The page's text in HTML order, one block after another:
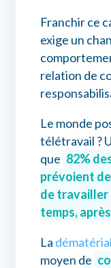
Franchir ce
exige un
relation de
Le monde
télétravail ?
que 82%
prévoient
de travailler
temps,
La
moyen de